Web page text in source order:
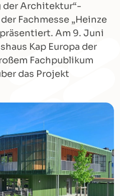
der Architektur“-
Fachmesse „Heinze
Am 9. Juni
Kap Europa der
Fachpublikum
das Projekt